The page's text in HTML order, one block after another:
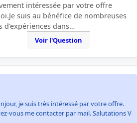
intéressée par votre offre
suis au bénéfice de nombreuses
d'expériences dans…
Voir l'Question
je suis très intéressé par votre offre.
vous me contacter par mail. Salutations V